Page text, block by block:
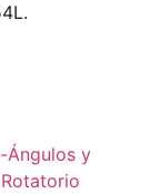
Ángulos y